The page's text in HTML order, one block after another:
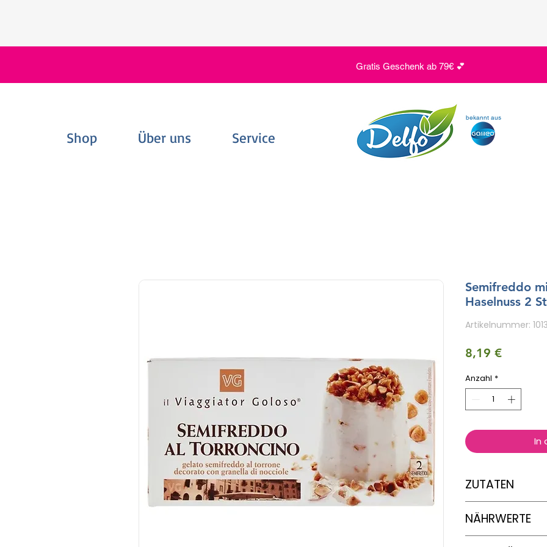
Gratis Geschenk ab 79€ 💕
Shop Über uns Service
bekannt aus
Semifreddo
Haselnuss 2
Artikelnummer:
8,19 €Preis
Anzahl *
In
ZUTATEN
(HASSELNÜSSE
von Bodenhaltung,
NÄHRWERTE